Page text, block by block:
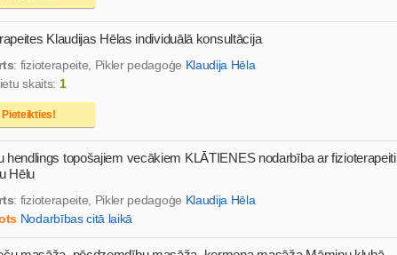
Klaudijas Hēlas individuālā konsultācija
: fizioterapeite, Pikler pedagoģe Klaudija Hēla
skaits: 1
Pieteikties!
hendlings topošajiem vecākiem KLĀTIENES nodarbība ar fizioterapeiti
Hēlu
: fizioterapeite, Pikler pedagoģe Klaudija Hēla
Nodarbības citā laikā